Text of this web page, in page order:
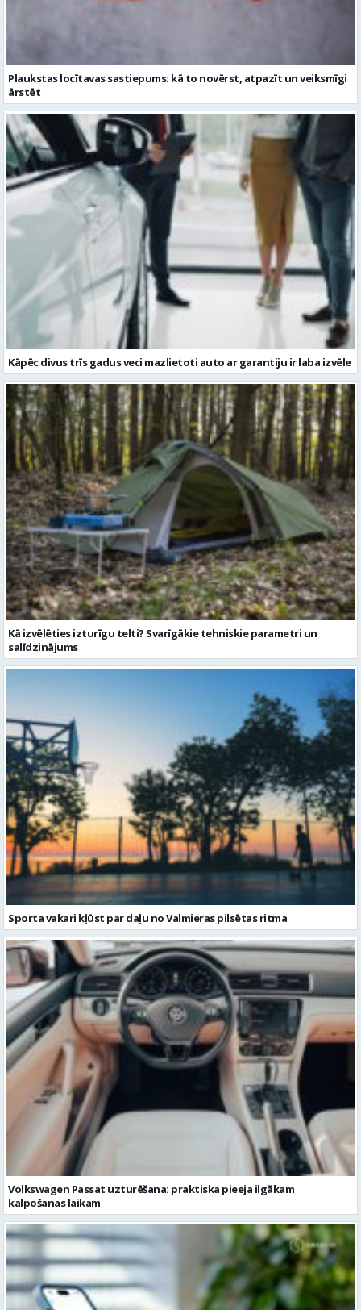
Kāpēc divus trīs gadus veci mazlietoti auto ar garantiju ir laba izvēle
Kā izvēlēties izturīgu telti? Svarīgākie tehniskie parametri un
salīdzinājums
Sporta vakari kļūst par daļu no Valmieras pilsētas ritma
Volkswagen Passat uzturēšana: praktiska pieeja ilgākam
kalpošanas laikam